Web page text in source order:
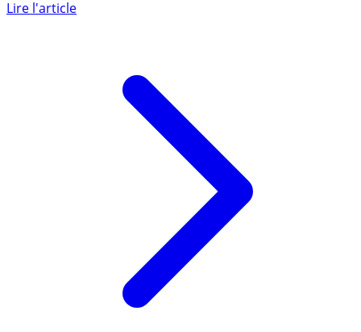
réglementés à taux boostés, découvrez toutes les offres